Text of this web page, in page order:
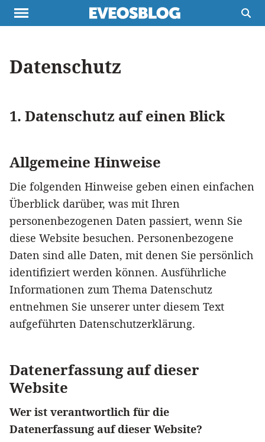
Destinationen
Über uns
Datenschutz
1. Datenschutz auf einen Blick
Allgemeine Hinweise
Die folgenden Hinweise geben einen einfachen
Überblick darüber, was mit Ihren
personenbezogenen Daten passiert, wenn Sie
diese Website besuchen. Personenbezogene
Daten sind alle Daten, mit denen Sie persönlich
identifiziert werden können. Ausführliche
Informationen zum Thema Datenschutz
entnehmen Sie unserer unter diesem Text
aufgeführten Datenschutzerklärung.
Datenerfassung auf dieser
Website
Wer ist verantwortlich für die
Datenerfassung auf dieser Website?